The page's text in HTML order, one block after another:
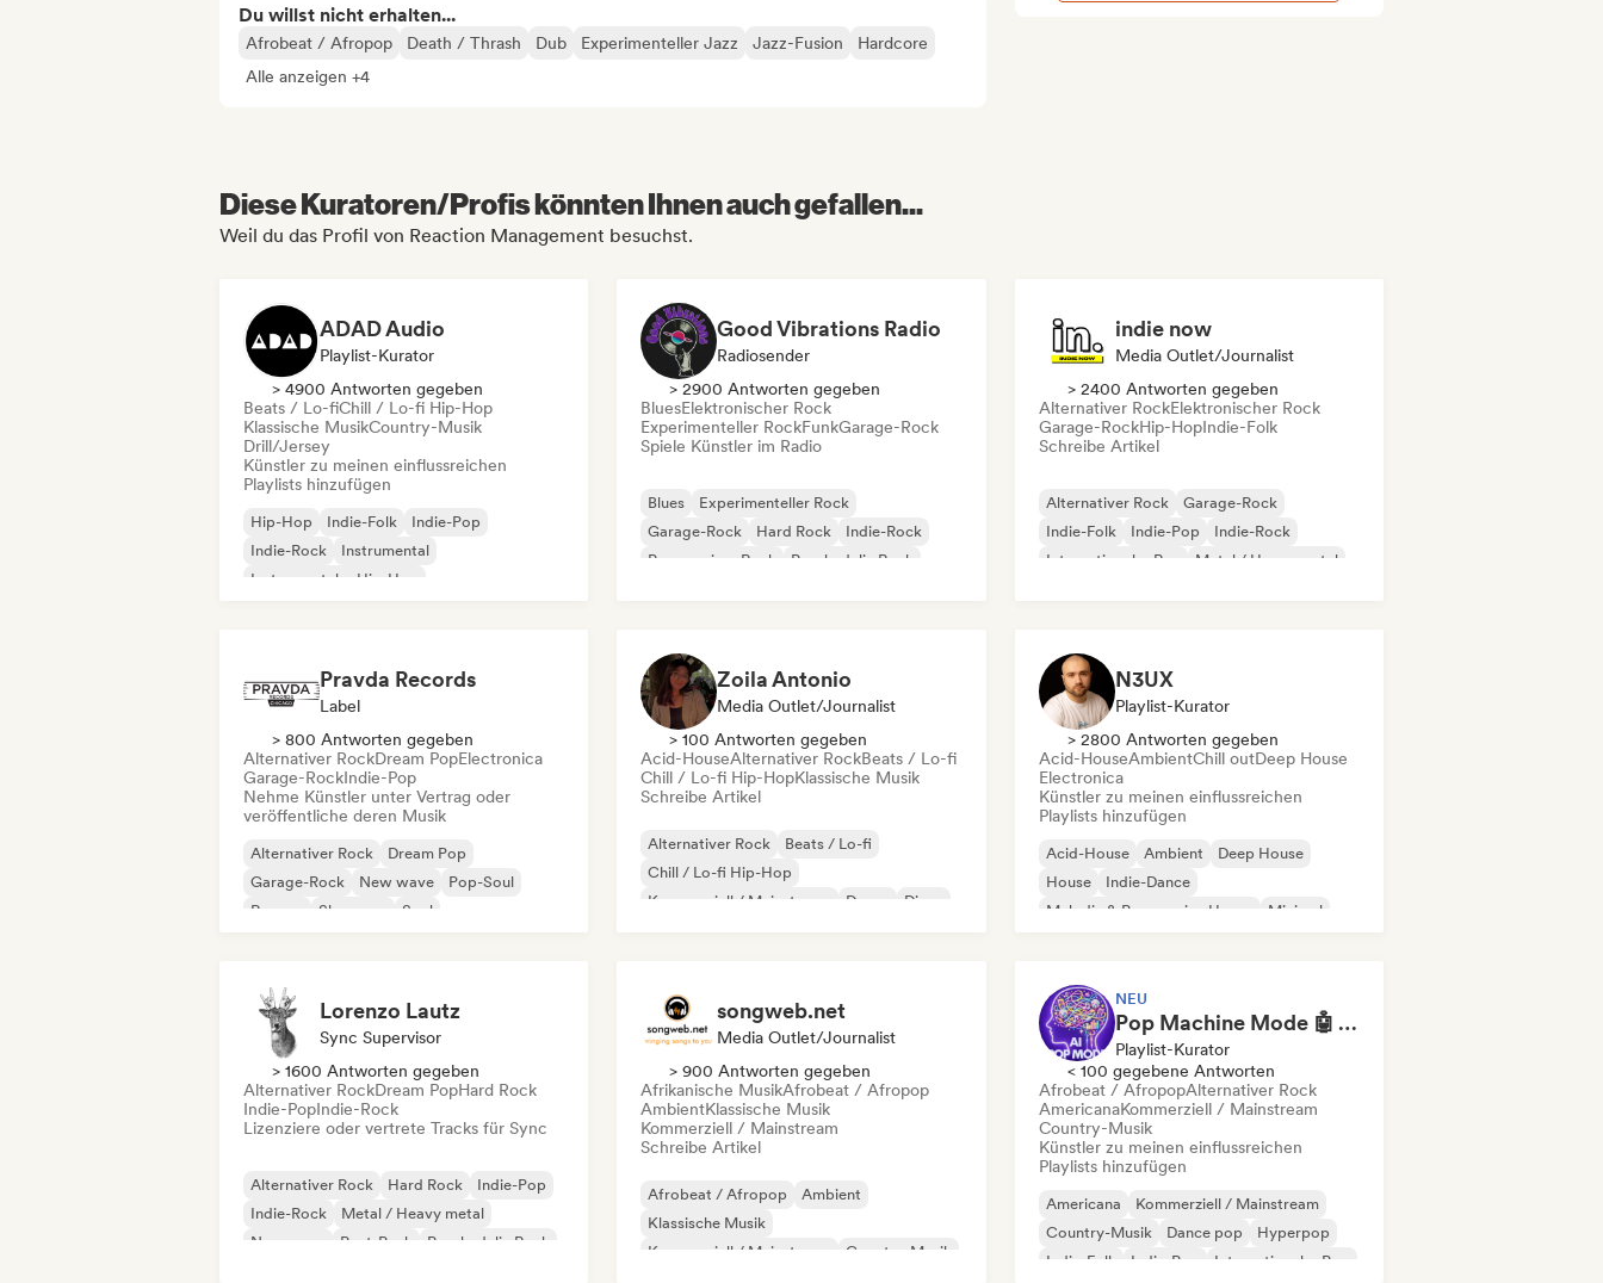
Du willst nicht erhalten...
Afrobeat / Afropop Death / Thrash Dub Experimenteller Jazz Jazz-Fusion
Hardcore
Alle anzeigen +4
Diese Kuratoren/Profis könnten Ihnen auch gefallen...
Weil du das Profil von Reaction Management besuchst.
ADAD Audio
Playlist-Kurator
> 4900 Antworten gegeben
Beats / Lo-fiChill / Lo-fi Hip-Hop
Klassische MusikCountry-Musik
Drill/Jersey
Künstler zu meinen einflussreichen
Playlists hinzufügen
Hip-Hop Indie-Folk
Indie-Pop
Indie-Rock
Instrumental
Instrumentaler Hip-Hop
Good Vibrations Radio
Radiosender
> 2900 Antworten gegeben
BluesElektronischer Rock
Experimenteller RockFunkGarage-Rock
Spiele Künstler im Radio
Blues
Experimenteller Rock
Garage-Rock
Hard Rock
Indie-Rock
Progressiver Rock
Psychedelic Rock
indie now
Media Outlet/Journalist
> 2400 Antworten gegeben
Alternativer RockElektronischer Rock
Garage-RockHip-HopIndie-Folk
Schreibe Artikel
Alternativer Rock
Garage-Rock
Indie-Folk
Indie-Pop
Indie-Rock
Internationaler Rap
Metal / Heavy metal
Pravda Records
Label
> 800 Antworten gegeben
Alternativer RockDream PopElectronica
Garage-RockIndie-Pop
Nehme Künstler unter Vertrag oder
veröffentliche deren Musik
Alternativer Rock
Dream Pop
Garage-Rock
New wave
Pop-Soul
Reggae
Shoegaze Soul
Zoila Antonio
Media Outlet/Journalist
> 100 Antworten gegeben
Acid-HouseAlternativer RockBeats / Lo-fi
Chill / Lo-fi Hip-HopKlassische Musik
Schreibe Artikel
Alternativer Rock
Beats / Lo-fi
Chill / Lo-fi Hip-Hop
Kommerziell / Mainstream
Dance
Disco
N3UX
Playlist-Kurator
> 2800 Antworten gegeben
Acid-HouseAmbientChill outDeep House
Electronica
Künstler zu meinen einflussreichen
Playlists hinzufügen
Acid-House Ambient
Deep House
House
Indie-Dance
Melodic & Progressive House
Minimal
Lorenzo Lautz
Sync Supervisor
> 1600 Antworten gegeben
Alternativer RockDream PopHard Rock
Indie-PopIndie-Rock
Lizenziere oder vertrete Tracks für Sync
Alternativer Rock Hard Rock
Indie-Pop
Indie-Rock
Metal / Heavy metal
New wave
Post-Punk Psychedelic Rock
songweb.net
Media Outlet/Journalist
> 900 Antworten gegeben
Afrikanische MusikAfrobeat / Afropop
AmbientKlassische Musik
Kommerziell / Mainstream
Schreibe Artikel
Afrobeat / Afropop
Ambient
Klassische Musik
Kommerziell / Mainstream
Country-Musik
NEU
Pop Machine Mode 🤖 AI Music, Indie Pop & Dream Pop
Playlist-Kurator
< 100 gegebene Antworten
Afrobeat / AfropopAlternativer Rock
AmericanaKommerziell / Mainstream
Country-Musik
Künstler zu meinen einflussreichen
Playlists hinzufügen
Americana
Kommerziell / Mainstream
Country-Musik
Dance pop
Hyperpop
Indie-Folk
Indie-Pop Internationaler Pop